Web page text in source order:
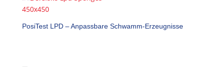
PosiTest LPD – Anpassbare Schwamm-Erzeugnisse